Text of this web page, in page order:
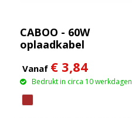
CABOO - 60W
oplaadkabel
Vanaf € 3,84
Bedrukt in circa 10 werkdagen